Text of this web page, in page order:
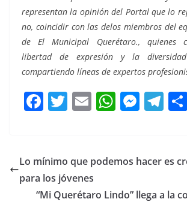
representan la opinión del Portal que lo
no, coincidir con las delos miembros del
de El Municipal Querétaro., quienes
libertad de expresión y la
compartiendo líneas de expertos
F
e
b
o
T
er
E
l
W
s
p
M
e
g
T
gr
m
Lo mínimo que podemos hacer es
para los jóvenes
“Mi Querétaro Lindo” llega a la